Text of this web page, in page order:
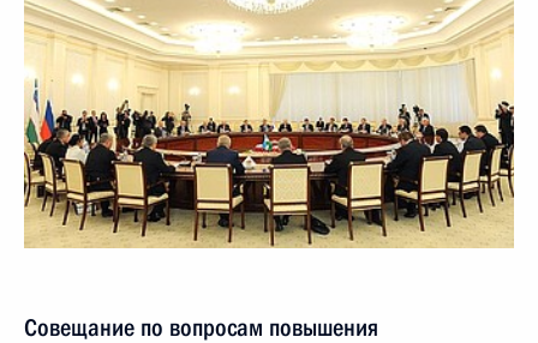
Совещание по вопросам повышения